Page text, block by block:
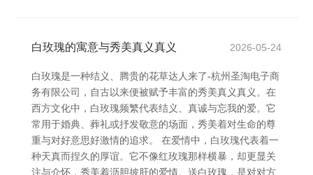
白玫瑰的寓意与秀美真义真义 2026-05-24
白玫瑰是一种结义、腾贵的花草达人来了-杭州圣淘电子商
务有限公司，自古以来便被赋予丰富的秀美真义真义。在
西方文化中，白玫瑰频繁代表结义、真诚与忘我的爱。它
常用于婚典、葬礼或抒发敬意的场面，秀美着对生命的尊
重与对好意思好激情的追求。 在爱情中，白玫瑰代表着一
种天真而捏久的厚谊。它不像红玫瑰那样横暴，却更显关
注与介怀，秀美着沥胆披肝的爱情。送白玫瑰，是对对方